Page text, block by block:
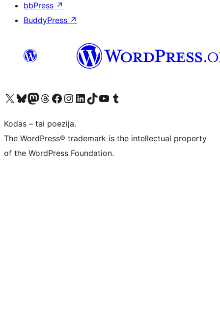
bbPress ↗
BuddyPress ↗
Visit our X (formerly Twitter) account
Apsilankykite mūsų Bluesky paskyroje
Visit our Mastodon account
Apsilankykite mūsų Threads paskyroje
Visit our Facebook page
Visit our Instagram account
Visit our LinkedIn account
Apsilankykite mūsų TikTok paskyroje
Visit our YouTube channel
Apsilankykite mūsų Tumblr paskyroje
Kodas – tai poezija.
The WordPress® trademark is the intellectual property
of the WordPress Foundation.